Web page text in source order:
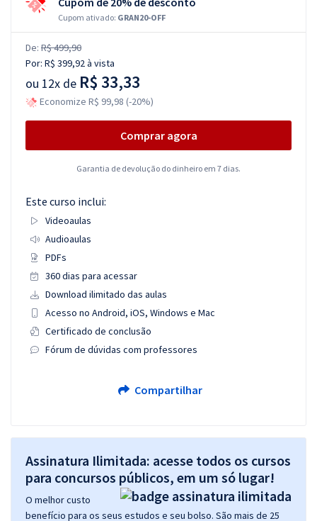
Cupom ativado: GRAN20-OFF
De: R$ 499,90
Por: R$ 399,92à vista
ou 12x de R$ 33,33
Economize R$ 99,98 (-20%)
Comprar agora
Garantia de devolução do dinheiro em 7 dias.
Este curso inclui:
Videoaulas
Audioaulas
PDFs
360 dias para acessar
Download ilimitado das aulas
Acesso no Android, iOS, Windows e Mac
Certificado de conclusão
Fórum de dúvidas com professores
Compartilhar
Assinatura Ilimitada: acesse todos os cursos
para concursos públicos, em um só lugar!
O melhor custo
benefício para os seus estudos e seu bolso. São mais de 25